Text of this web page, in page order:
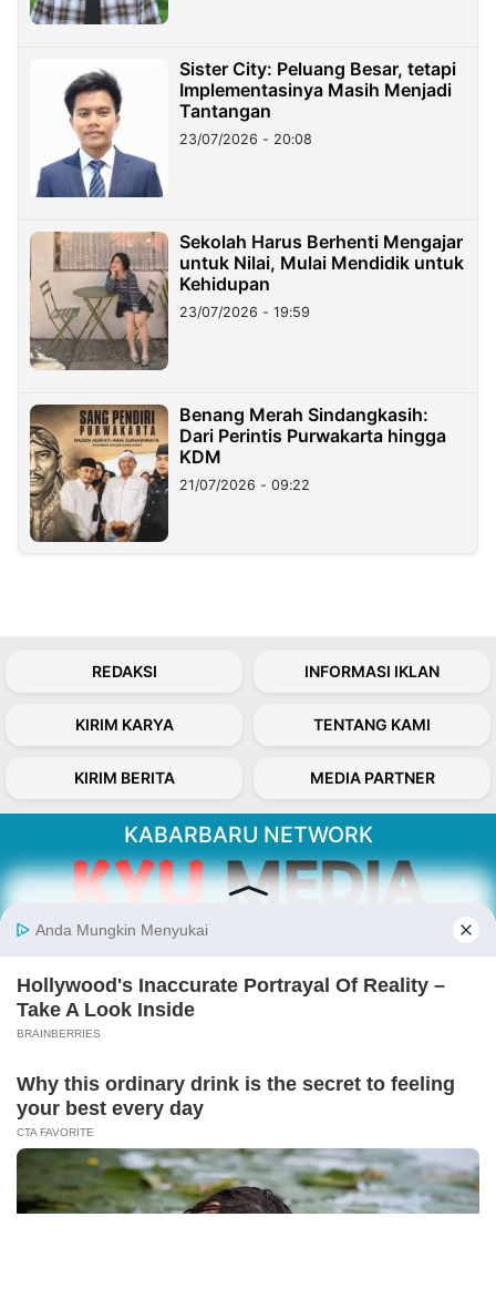
Sister City: Peluang Besar, tetapi
Implementasinya Masih Menjadi
Tantangan
23/07/2026 - 20:08
Sekolah Harus Berhenti Mengajar
untuk Nilai, Mulai Mendidik untuk
Kehidupan
23/07/2026 - 19:59
Benang Merah Sindangkasih:
Dari Perintis Purwakarta hingga
KDM
21/07/2026 - 09:22
REDAKSI INFORMASI IKLAN
KIRIM KARYA TENTANG KAMI
KIRIM BERITA MEDIA PARTNER
KABARBARU NETWORK
Kabarbaru.co menyajikan berita aktual dan